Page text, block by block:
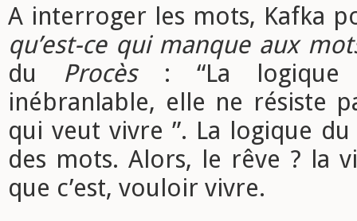
A interroger les mots, Kafka
qu’est-ce qui manque aux
du Procès: “La logique
inébranlable, elle ne résiste
qui veut vivre ”. La logique
des mots. Alors, le rêve ? la
que c’est, vouloir vivre.